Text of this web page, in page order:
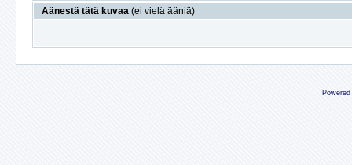
Äänestä tätä kuvaa (ei vielä ääniä)